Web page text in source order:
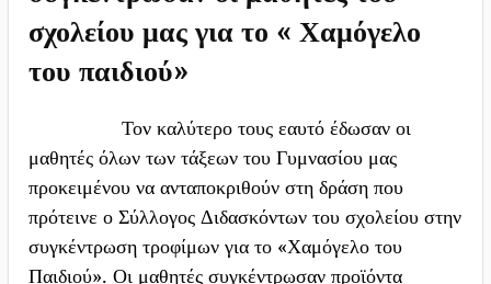
σχολείου μας για το « Χαμόγελο
του παιδιού»
Τον καλύτερο τους εαυτό έδωσαν οι
μαθητές όλων των τάξεων του Γυμνασίου μας
προκειμένου να ανταποκριθούν στη δράση που
πρότεινε ο Σύλλογος Διδασκόντων του σχολείου στην
συγκέντρωση τροφίμων για το «Χαμόγελο του
Παιδιού». Οι μαθητές συγκέντρωσαν προϊόντα